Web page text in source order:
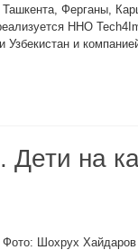
Ташкента, Ферганы,
ННО
и
на
Фото: Шохрух